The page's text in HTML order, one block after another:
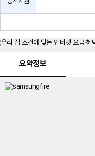
원
약
정
인
법
요약정보